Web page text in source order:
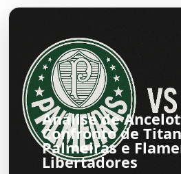
Análise de
Confronto de
Palmeiras e
Libertadores